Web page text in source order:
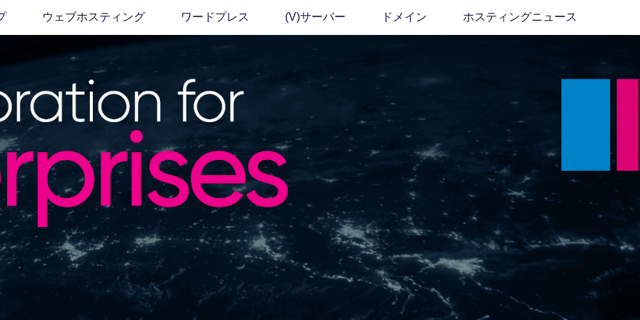
ウェブホスティング ワードプレス (v)サーバー ドメイン ホスティングニュース